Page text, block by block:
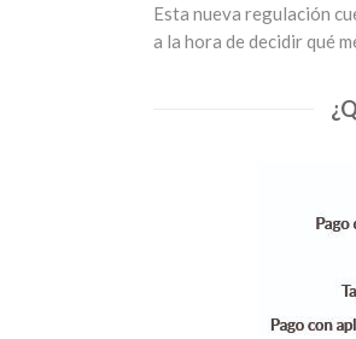
Esta nueva regulación
a la hora de decidir qué